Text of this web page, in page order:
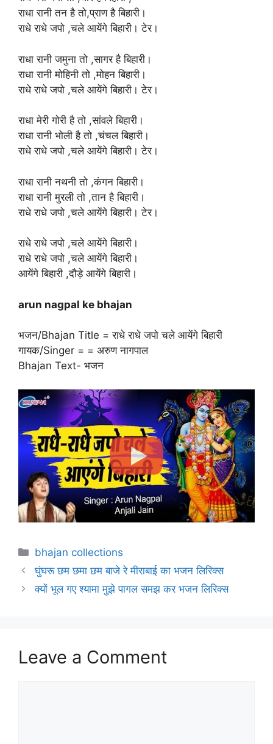
राधा रानी तन है तो,प्राण है बिहारी।
राधे राधे जपो ,चले आयेंगे बिहारी। टेर।
राधा रानी जमुना तो ,सागर है बिहारी।
राधा रानी मोहिनी तो ,मोहन बिहारी।
राधे राधे जपो ,चले आयेंगे बिहारी। टेर।
राधा मेरी गोरी है तो ,सांवले बिहारी।
राधा रानी भोली है तो ,चंचल बिहारी।
राधे राधे जपो ,चले आयेंगे बिहारी। टेर।
राधा रानी नथनी तो ,कंगन बिहारी।
राधा रानी मुरली तो ,तान है बिहारी।
राधे राधे जपो ,चले आयेंगे बिहारी। टेर।
राधे राधे जपो ,चले आयेंगे बिहारी।
राधे राधे जपो ,चले आयेंगे बिहारी।
आयेंगे बिहारी ,दौड़े आयेंगे बिहारी।
arun nagpal ke bhajan
भजन/Bhajan Title = राधे राधे जपो चले आयेंगे बिहारी
गायक/Singer = = अरुण नागपाल
Bhajan Text- भजन
Categories
bhajan collections
घुंघरू छम छमा छम बाजे रे मीराबाई का भजन लिरिक्स
क्यों भूल गए श्यामा मुझे पागल समझ कर भजन लिरिक्स
Leave a Comment